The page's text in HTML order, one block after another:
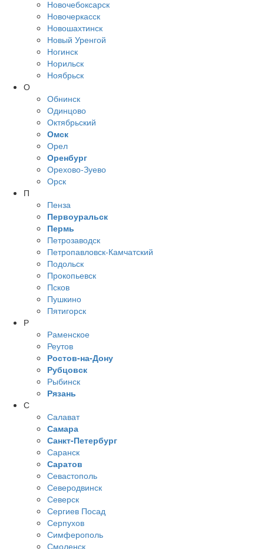
Новочебоксарск
Новочеркасск
Новошахтинск
Новый Уренгой
Ногинск
Норильск
Ноябрьск
О
Обнинск
Одинцово
Октябрьский
Омск
Орел
Оренбург
Орехово-Зуево
Орск
П
Пенза
Первоуральск
Пермь
Петрозаводск
Петропавловск-Камчатский
Подольск
Прокопьевск
Псков
Пушкино
Пятигорск
Р
Раменское
Реутов
Ростов-на-Дону
Рубцовск
Рыбинск
Рязань
С
Салават
Самара
Санкт-Петербург
Саранск
Саратов
Севастополь
Северодвинск
Северск
Сергиев Посад
Серпухов
Симферополь
Смоленск